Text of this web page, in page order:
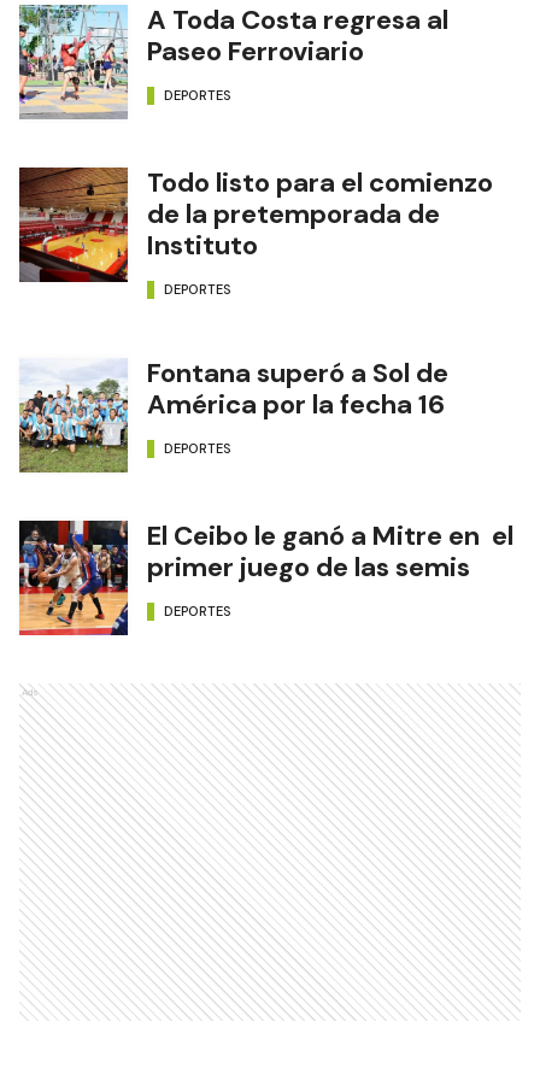
A Toda Costa regresa al
Paseo Ferroviario
DEPORTES
Todo listo para el comienzo
de la pretemporada de
Instituto
DEPORTES
Fontana superó a Sol de
América por la fecha 16
DEPORTES
El Ceibo le ganó a Mitre en el
primer juego de las semis
DEPORTES
Ads